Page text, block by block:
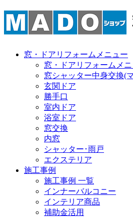
窓・ドアリフォームメニュー
窓・ドアリフォームメ
窓シャッター中身交換(
玄関ドア
勝手口
室内ドア
浴室ドア
窓交換
内窓
シャッター･雨戸
エクステリア
施工事例
施工事例 一覧
インナーバルコニー
インテリア商品
補助金活用